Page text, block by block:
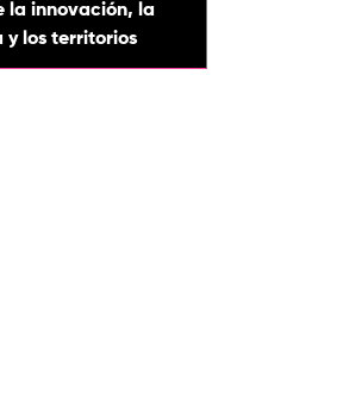
la innovación, la
y los territorios